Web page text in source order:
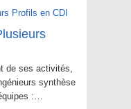
de ses activités,
synthèse
:…